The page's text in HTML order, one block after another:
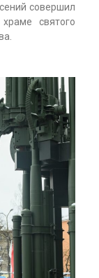
совершил
святого